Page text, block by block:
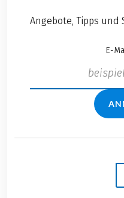
Angebote, Tipps
E-